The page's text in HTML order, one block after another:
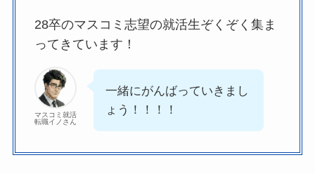
28卒のマスコミ志望の就活生ぞくぞく集ま
ってきています！
マスコミ就活
転職イノさん
一緒にがんばっていきまし
ょう！！！！